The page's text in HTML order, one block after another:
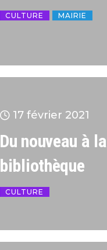
CULTURE MAIRIE
17 février 2021
Du nouveau à la
bibliothèque
CULTURE